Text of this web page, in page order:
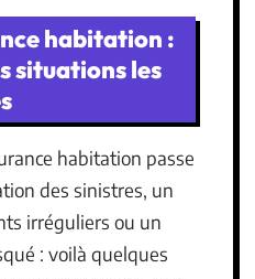
habitation :
situations les
habitation passe
des sinistres, un
irréguliers ou un
: voilà quelques